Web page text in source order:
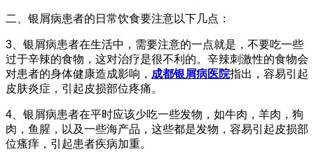
二、银屑病患者的日常饮食要注意以下几点：
3、银屑病患者在生活中，需要注意的一点就是，不要吃一些
过于辛辣的食物，这对治疗是很不利的。辛辣刺激性的食物会
对患者的身体健康造成影响， 成都银屑病医院指出，容易引起
皮肤炎症，引起皮损部位疼痛。
4、银屑病患者在平时应该少吃一些发物，如牛肉，羊肉，狗
肉，鱼腥，以及一些海产品，这些都是发物，容易引起皮损部
位瘙痒，引起患者疾病加重。